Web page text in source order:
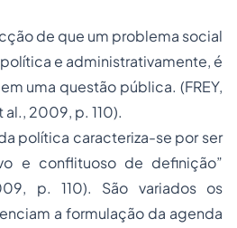
de que um problema social
e administrativamente, é
uma questão pública. (FREY,
al., 2009, p. 110).
política caracteriza-se por ser
e conflituoso de definição”
p. 110). São variados os
a formulação da agenda